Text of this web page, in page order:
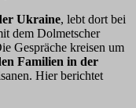
Ukraine, lebt dort bei
dem Dolmetscher
Gespräche kreisen um
Familien in der
Hier berichtet